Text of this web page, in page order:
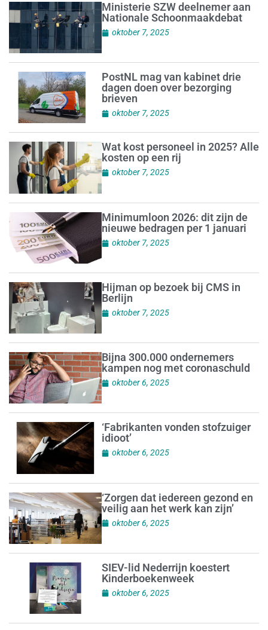
Ministerie SZW deelnemer aan
Nationale Schoonmaakdebat
oktober 7, 2025
PostNL mag van kabinet drie
dagen doen over bezorging
brieven
oktober 7, 2025
Wat kost personeel in 2025? Alle
kosten op een rij
oktober 7, 2025
Minimumloon 2026: dit zijn de
nieuwe bedragen per 1 januari
oktober 7, 2025
Hijman op bezoek bij CMS in
Berlijn
oktober 7, 2025
Bijna 300.000 ondernemers
kampen nog met coronaschuld
oktober 6, 2025
‘Fabrikanten vonden stofzuiger
idioot’
oktober 6, 2025
‘Zorgen dat iedereen gezond en
veilig aan het werk kan zijn’
oktober 6, 2025
SIEV-lid Nederrijn koestert
Kinderboekenweek
oktober 6, 2025